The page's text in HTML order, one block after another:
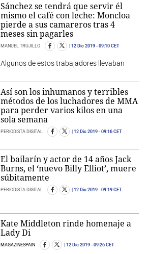
Sánchez se tendrá que servir él
mismo el café con leche: Moncloa
pierde a sus camareros tras 4
meses sin pagarles
MANUEL TRUJILLO 12 Dic 2019 - 09:10 CET
Algunos de estos trabajadores llevaban
Así son los inhumanos y terribles
métodos de los luchadores de MMA
para perder varios kilos en una
sola semana
PERIODISTA DIGITAL 12 Dic 2019 - 09:16 CET
El bailarín y actor de 14 años Jack
Burns, el ‘nuevo Billy Elliot’, muere
súbitamente
PERIODISTA DIGITAL 12 Dic 2019 - 09:19 CET
Kate Middleton rinde homenaje a
Lady Di
MAGAZINESPAIN 12 Dic 2019 - 09:26 CET